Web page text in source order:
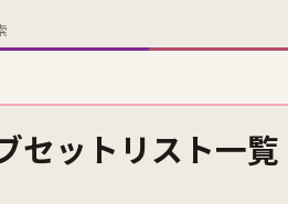
セットリスト一覧